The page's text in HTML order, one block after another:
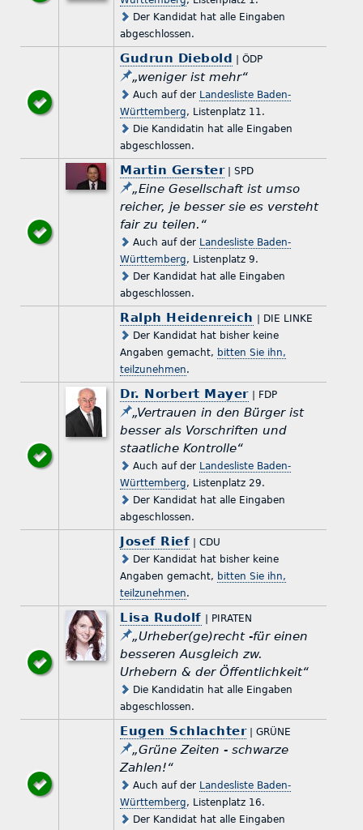
Der Kandidat hat alle Eingaben
abgeschlossen.
Gudrun Diebold | ÖDP
„weniger ist mehr“
Auch auf der Landesliste Baden-
Württemberg, Listenplatz 11.
Die Kandidatin hat alle Eingaben
abgeschlossen.
Martin Gerster| SPD
„Eine Gesellschaft ist umso
reicher, je besser sie es versteht
fair zu teilen.“
Auch auf der Landesliste Baden-
Württemberg, Listenplatz 9.
Der Kandidat hat alle Eingaben
abgeschlossen.
Ralph Heidenreich | DIE LINKE
Der Kandidat hat bisher keine
Angaben gemacht, bitten Sie ihn,
teilzunehmen.
Dr. Norbert Mayer| FDP
„Vertrauen in den Bürger ist
besser als Vorschriften und
staatliche Kontrolle“
Auch auf der Landesliste Baden-
Württemberg, Listenplatz 29.
Der Kandidat hat alle Eingaben
abgeschlossen.
Josef Rief | CDU
Der Kandidat hat bisher keine
Angaben gemacht, bitten Sie ihn,
teilzunehmen.
Lisa Rudolf | PIRATEN
„Urheber(ge)recht -für einen
besseren Ausgleich zw.
Urhebern & der Öffentlichkeit“
Die Kandidatin hat alle Eingaben
abgeschlossen.
Eugen Schlachter| GRÜNE
„Grüne Zeiten - schwarze
Zahlen!“
Auch auf der Landesliste Baden-
Württemberg, Listenplatz 16.
Der Kandidat hat alle Eingaben